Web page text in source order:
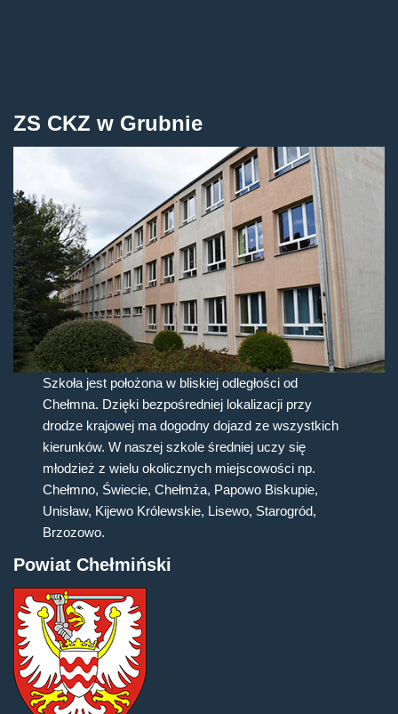
ZS CKZ w Grubnie
Szkoła jest położona w bliskiej odległości od
Chełmna. Dzięki bezpośredniej lokalizacji przy
drodze krajowej ma dogodny dojazd ze wszystkich
kierunków. W naszej szkole średniej uczy się
młodzież z wielu okolicznych miejscowości np.
Chełmno, Świecie, Chełmża, Papowo Biskupie,
Unisław, Kijewo Królewskie, Lisewo, Starogród,
Brzozowo.
Powiat Chełmiński